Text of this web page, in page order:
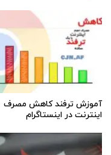
آموزش ترفند کاهش مصرف
اینترنت در اینستاگرام